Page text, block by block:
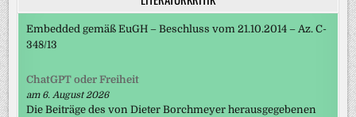
Embedded gemäß EuGH – Beschluss vom 21.10.2014 – Az. C-
348/13
ChatGPT oder Freiheit
am 6. August 2026
Die Beiträge des von Dieter Borchmeyer herausgegebenen